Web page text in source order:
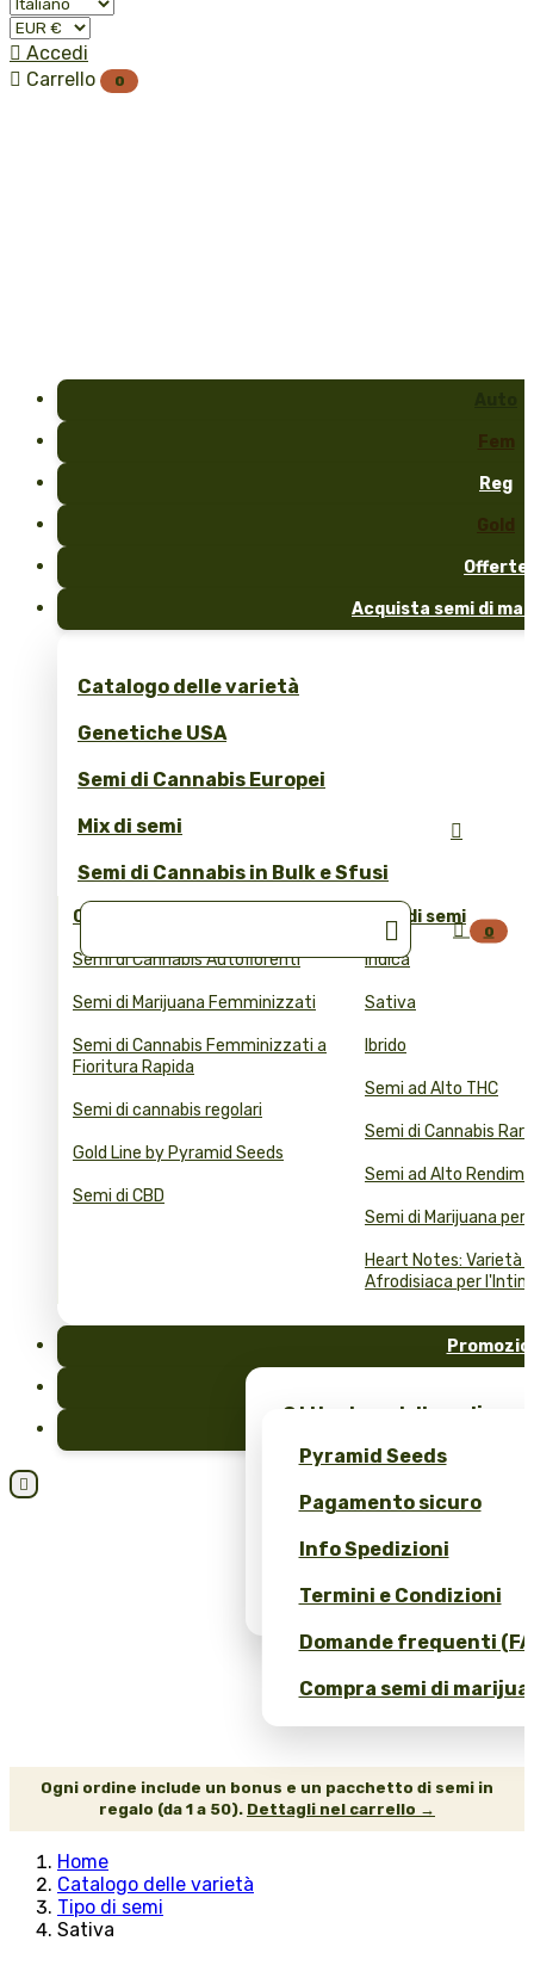
 Accedi
 Carrello 0
Fem
Reg
Gold
Offerte
Acquista semi di
Catalogo delle varietà
Genetiche USA
Semi di Cannabis Europei
Mix di semi
Semi di Cannabis in Bulk e Sfusi
Collezioni
Semi di Cannabis Autofiorenti
Semi di Marijuana Femminizzati
Semi di Cannabis Femminizzati a
Fioritura Rapida
Semi di cannabis regolari
Gold Line by Pyramid Seeds
Semi di CBD
Tipo di semi
Indica
Sativa
Ibrido
Semi ad Alto THC
Semi di Cannabis Rari
Semi ad Alto
Semi di Marijuana
Heart Notes: Varietà
Afrodisiaca per
Ottieni semi di
Seeds!
Ottieni uno sconto del
(ROI)
Pyramid Seeds
Pagamento sicuro
Info Spedizioni
Termini e Condizioni
Domande frequenti
Compra semi di



 0
Ogni ordine include un bonus e un pacchetto di semi in
regalo (da 1 a 50). Dettagli nel carrello →
Home
Catalogo delle varietà
Tipo di semi
Sativa